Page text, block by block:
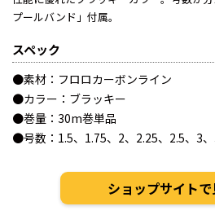
プールバンド」付属。
スペック
●素材：フロロカーボンライン
●カラー：ブラッキー
●巻量：30m巻単品
●号数：1.5、1.75、2、2.25、2.5、3
ショップサイトで